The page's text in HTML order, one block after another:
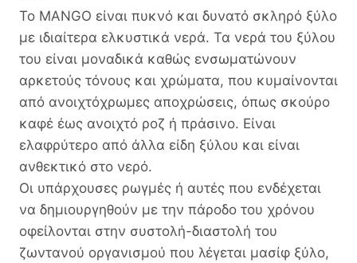
Το MANGO είναι πυκνό και δυνατό σκληρό ξύλο
με ιδιαίτερα ελκυστικά νερά. Τα νερά του ξύλου
του είναι μοναδικά καθώς ενσωματώνουν
αρκετούς τόνους και χρώματα, που κυμαίνονται
από ανοιχτόχρωμες αποχρώσεις, όπως σκούρο
καφέ έως ανοιχτό ροζ ή πράσινο. Είναι
ελαφρύτερο από άλλα είδη ξύλου και είναι
ανθεκτικό στο νερό.
Οι υπάρχουσες ρωγμές ή αυτές που ενδέχεται
να δημιουργηθούν με την πάροδο του χρόνου
οφείλονται στην συστολή-διαστολή του
ζωντανού οργανισμού που λέγεται μασίφ ξύλο,